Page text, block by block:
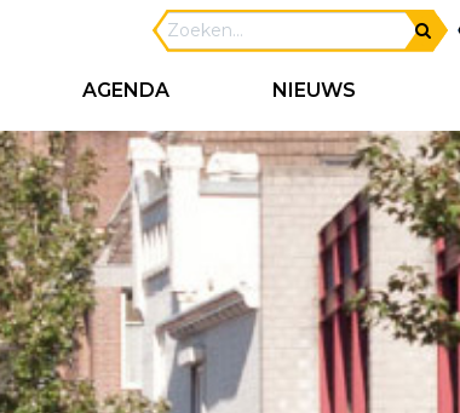
AGENDA NIEUWS